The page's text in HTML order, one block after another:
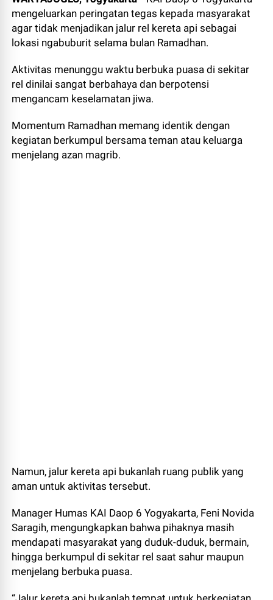
mengeluarkan peringatan tegas kepada masyarakat
agar tidak menjadikan jalur rel kereta api sebagai
lokasi ngabuburit selama bulan Ramadhan.
Aktivitas menunggu waktu berbuka puasa di sekitar
rel dinilai sangat berbahaya dan berpotensi
mengancam keselamatan jiwa.
Momentum Ramadhan memang identik dengan
kegiatan berkumpul bersama teman atau keluarga
menjelang azan magrib.
Namun, jalur kereta api bukanlah ruang publik yang
aman untuk aktivitas tersebut.
Manager Humas KAI Daop 6 Yogyakarta, Feni Novida
Saragih, mengungkapkan bahwa pihaknya masih
mendapati masyarakat yang duduk-duduk, bermain,
hingga berkumpul di sekitar rel saat sahur maupun
menjelang berbuka puasa.